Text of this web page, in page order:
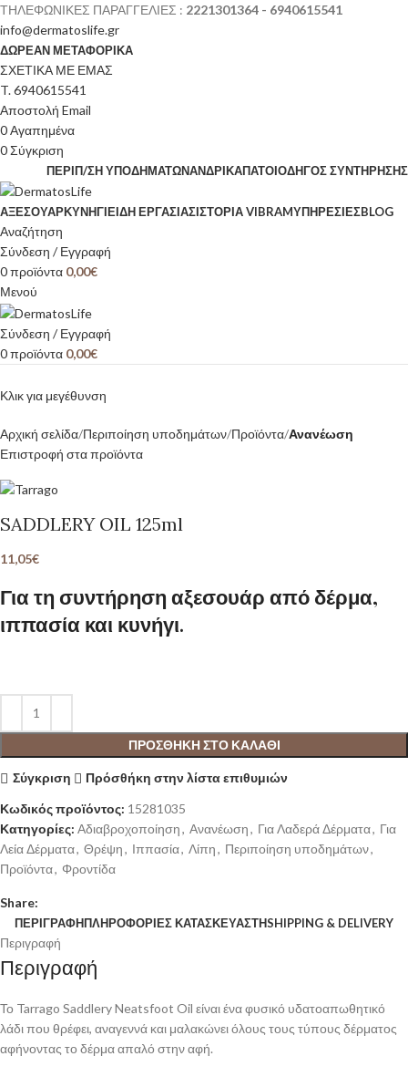
ΤΗΛΕΦΩΝΙΚΕΣ ΠΑΡΑΓΓΕΛΙΕΣ : 2221301364 - 6940615541
info@dermatoslife.gr
ΔΩΡΕΑΝ ΜΕΤΑΦΟΡΙΚΑ
ΣΧΕΤΙΚΑ ΜΕ ΕΜΑΣ
T. 6940615541
Αποστολή Email
0Αγαπημένα
0Σύγκριση
ΠΕΡΙΠ/ΣΗ ΥΠΟΔΗΜΆΤΩΝΑΝΔΡΙΚΆΠΆΤΟΙΟΔΗΓΌΣ ΣΥΝΤΉΡΗΣΗΣ
ΑΞΕΣΟΥΆΡΚΥΝΉΓΙΕΊΔΗ ΕΡΓΑΣΊΑΣΙΣΤΟΡΊΑ VIBRAMΥΠΗΡΕΣΙΕΣBLOG
Αναζήτηση
Σύνδεση / Εγγραφή
0προϊόντα 0,00€
Μενού
Σύνδεση / Εγγραφή
0προϊόντα 0,00€
Κλικ για μεγέθυνση
Αρχική σελίδα Περιποίηση υποδημάτων Προϊόντα Ανανέωση
Επιστροφή στα προϊόντα
SADDLERY OIL 125ml
11,05€
Για τη συντήρηση αξεσουάρ από δέρμα,
ιππασία και κυνήγι.
ΠΡΟΣΘΉΚΗ ΣΤΟ ΚΑΛΆΘΙ
Σύγκριση
Πρόσθήκη στην λίστα επιθυμιών
Κωδικός προϊόντος: 15281035
Κατηγορίες: Αδιαβροχοποίηση, Ανανέωση, Για Λαδερά Δέρματα, Για
Λεία Δέρματα, Θρέψη, Ιππασία, Λίπη, Περιποίηση υποδημάτων,
Προϊόντα, Φροντίδα
Share:
ΠΕΡΙΓΡΑΦΉΠΛΗΡΟΦΟΡΊΕΣ ΚΑΤΑΣΚΕΥΑΣΤΉSHIPPING & DELIVERY
Περιγραφή
Περιγραφή
Το Tarrago Saddlery Neatsfoot Oil είναι ένα φυσικό υδατοαπωθητικό
λάδι που θρέφει, αναγεννά και μαλακώνει όλους τους τύπους δέρματος
αφήνοντας το δέρμα απαλό στην αφή.